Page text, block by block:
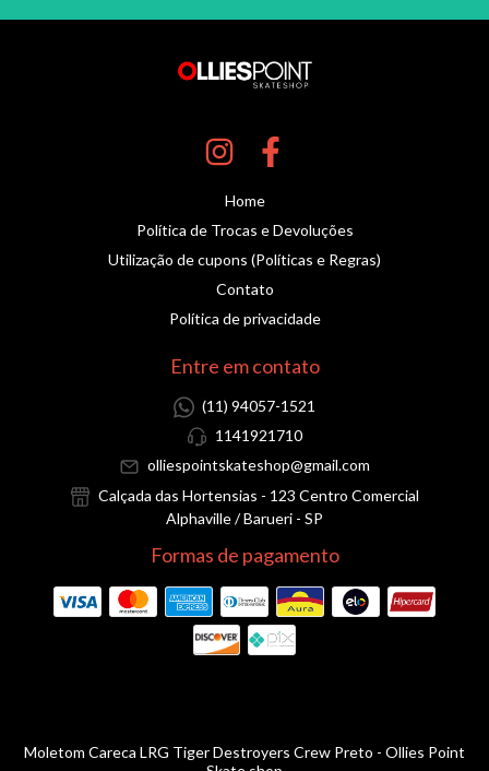
Home
Política de Trocas e Devoluções
Utilização de cupons (Políticas e Regras)
Contato
Política de privacidade
Entre em contato
(11) 94057-1521
1141921710
olliespointskateshop@gmail.com
Calçada das Hortensias - 123 Centro Comercial
Alphaville / Barueri - SP
Formas de pagamento
Moletom Careca LRG Tiger Destroyers Crew Preto - Ollies Point